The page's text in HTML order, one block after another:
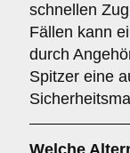
schnellen
Fällen kann
durch
Spitzer eine
Welche